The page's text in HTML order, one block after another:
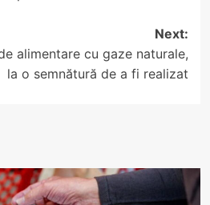
Next:
alimentare cu gaze naturale,
la o semnătură de a fi realizat